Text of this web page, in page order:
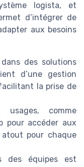
logista, et
d’intégrer de
aux besoins
des solutions
d’une gestion
la prise de
usages, comme
pour accéder aux
pour chaque
des équipes est